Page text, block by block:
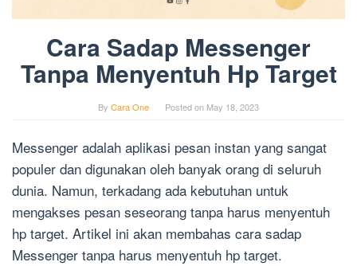
Cara Sadap Messenger
Tanpa Menyentuh Hp Target
By Cara One Posted on May 18, 2023
Messenger adalah aplikasi pesan instan yang sangat
populer dan digunakan oleh banyak orang di seluruh
dunia. Namun, terkadang ada kebutuhan untuk
mengakses pesan seseorang tanpa harus menyentuh
hp target. Artikel ini akan membahas cara sadap
Messenger tanpa harus menyentuh hp target.